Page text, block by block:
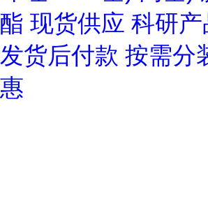
酯 现货供应 科研
发货后付款 按需分
惠